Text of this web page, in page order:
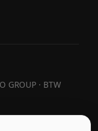
GROUP · BTW